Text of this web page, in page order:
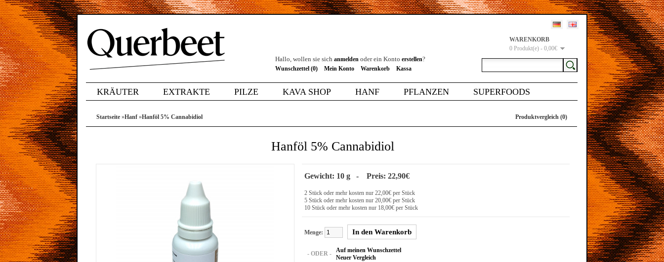
WARENKORB
0 Produkt(e) - 0,00€
Hallo, wollen sie sich anmelden oder ein Konto erstellen?
Wunschzettel (0) Mein Konto Warenkorb Kassa
KRÄUTER EXTRAKTE PILZE KAVA SHOP HANF PFLANZEN SUPERFOODS
Startseite »Hanf »Hanföl 5% Cannabidiol Produktvergleich (0)
Hanföl 5% Cannabidiol
Gewicht: 10 g - Preis: 22,90€
2 Stück oder mehr kosten nur 22,00€ per Stück
5 Stück oder mehr kosten nur 20,00€ per Stück
10 Stück oder mehr kosten nur 18,00€ per Stück
Menge:
- ODER -
Auf meinen Wunschzettel
Neuer Vergleich